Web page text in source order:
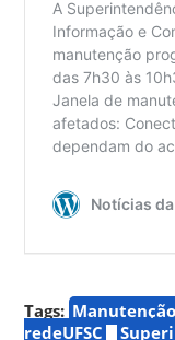
Tags: Manutenção
redeUFSC